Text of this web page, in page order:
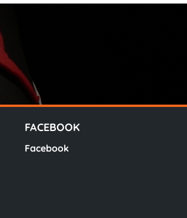
FACEBOOK
Facebook